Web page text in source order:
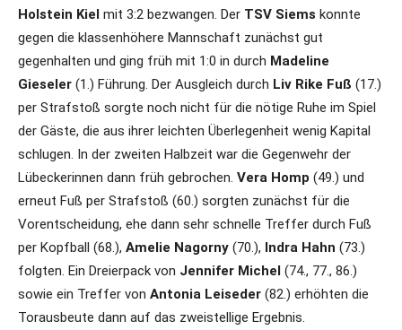
Holstein Kiel mit 3:2 bezwangen. Der TSV Siems konnte
gegen die klassenhöhere Mannschaft zunächst gut
gegenhalten und ging früh mit 1:0 in durch Madeline
Gieseler (1.) Führung. Der Ausgleich durch Liv Rike Fuß (17.)
per Strafstoß sorgte noch nicht für die nötige Ruhe im Spiel
der Gäste, die aus ihrer leichten Überlegenheit wenig Kapital
schlugen. In der zweiten Halbzeit war die Gegenwehr der
Lübeckerinnen dann früh gebrochen. Vera Homp (49.) und
erneut Fuß per Strafstoß (60.) sorgten zunächst für die
Vorentscheidung, ehe dann sehr schnelle Treffer durch Fuß
per Kopfball (68.), Amelie Nagorny (70.), Indra Hahn (73.)
folgten. Ein Dreierpack von Jennifer Michel (74., 77., 86.)
sowie ein Treffer von Antonia Leiseder (82.) erhöhten die
Torausbeute dann auf das zweistellige Ergebnis.